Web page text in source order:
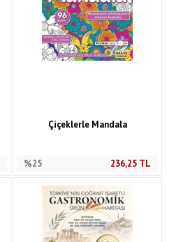
Çiçeklerle Mandala
%25 236,25 TL